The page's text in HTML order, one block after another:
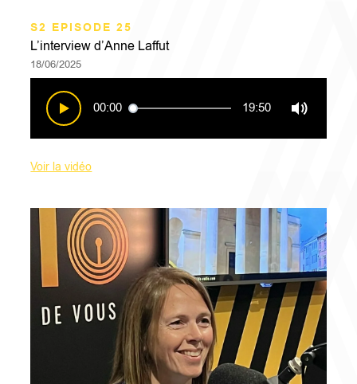
S2 EPISODE 25
L’interview d’Anne Laffut
18/06/2025
00:00 19:50
Voir la vidéo